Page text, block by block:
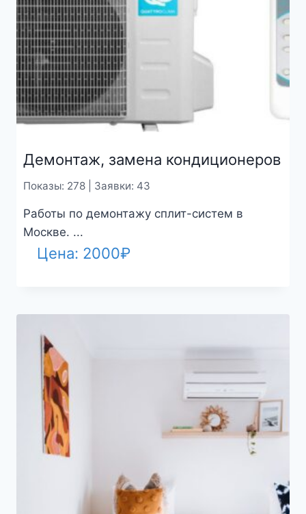
Демонтаж, замена кондиционеров
Показы: 278 | Заявки: 43
Работы по демонтажу сплит-систем в
Москве. ...
Цена: 2000₽